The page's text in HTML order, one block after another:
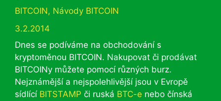
Rubriky
BITCOIN, Návody BITCOIN
3.2.2014
Dnes se podíváme na obchodování s
kryptoměnou BITCOIN. Nakupovat či prodávat
BITCOINy můžete pomocí různých burz.
Nejznámější a nejspolehlivější jsou v Evropě
sídlící BITSTAMP či ruská BTC-e nebo čínská